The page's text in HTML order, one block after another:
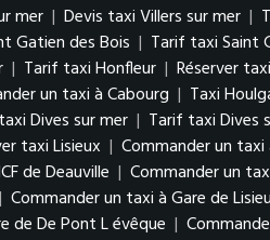
mer | Devis taxi Villers sur mer |
Gatien des Bois | Tarif taxi Saint
| Tarif taxi Honfleur | Réserver
un taxi à Cabourg | Taxi
Dives sur mer | Tarif taxi Dives
taxi Lisieux | Commander un taxi
de Deauville | Commander un
| Commander un taxi à Gare de
de De Pont L évêque |